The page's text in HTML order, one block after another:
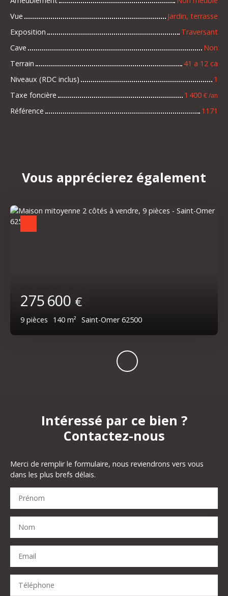
Vue
Jardin, terrasse
Exposition
Traversant
Cave
Non
Terrain
41 a 12 ca
Niveaux (RDC inclus)
1
Taxe foncière
1 400 € /an
Référence 1171
Vous apprécierez également
275 600 €
9 pièces 140 m² Saint-Omer 62500
Intéressé par ce bien ?
Contactez-nous
Merci de remplir le formulaire, nous reviendrons vers vous
dans les plus brefs délais.
Prénom
Nom
Email
Téléphone